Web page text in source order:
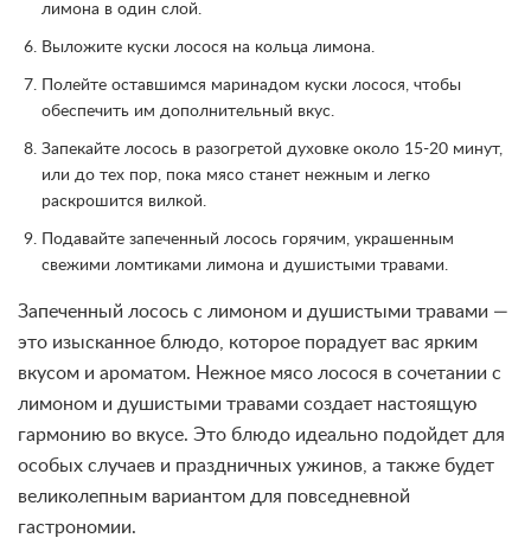
лимона в один слой.
Выложите куски лосося на кольца лимона.
Полейте оставшимся маринадом куски лосося, чтобы
обеспечить им дополнительный вкус.
Запекайте лосось в разогретой духовке около 15-20 минут,
или до тех пор, пока мясо станет нежным и легко
раскрошится вилкой.
Подавайте запеченный лосось горячим, украшенным
свежими ломтиками лимона и душистыми травами.
Запеченный лосось с лимоном и душистыми травами —
это изысканное блюдо, которое порадует вас ярким
вкусом и ароматом. Нежное мясо лосося в сочетании с
лимоном и душистыми травами создает настоящую
гармонию во вкусе. Это блюдо идеально подойдет для
особых случаев и праздничных ужинов, а также будет
великолепным вариантом для повседневной
гастрономии.